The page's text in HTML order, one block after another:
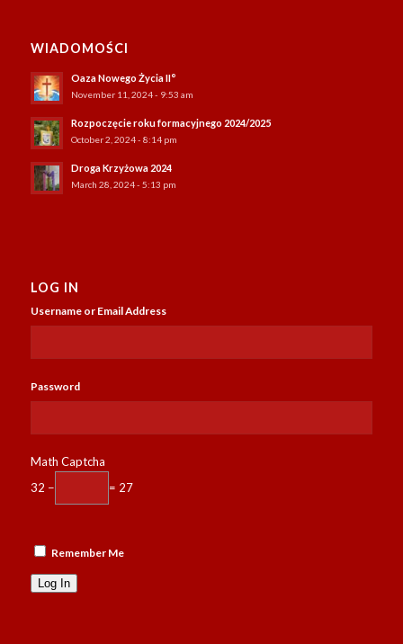
WIADOMOŚCI
Oaza Nowego Życia II°
November 11, 2024 - 9:53 am
Rozpoczęcie roku formacyjnego 2024/2025
October 2, 2024 - 8:14 pm
Droga Krzyżowa 2024
March 28, 2024 - 5:13 pm
LOG IN
Username or Email Address
Password
Math Captcha
32 −
= 27
Remember Me
Log In